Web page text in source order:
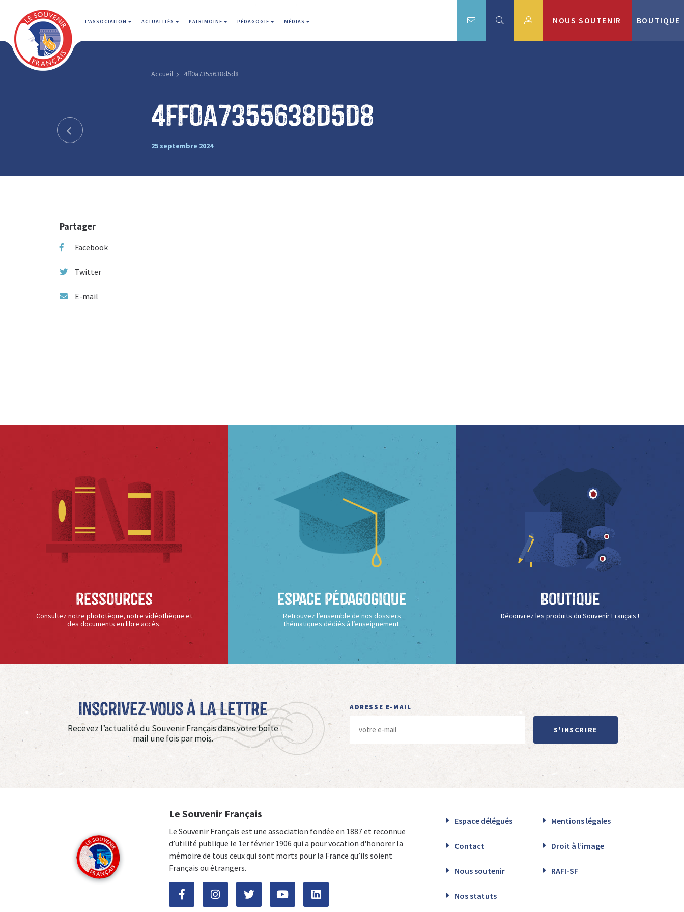
L'ASSOCIATION ACTUALITÉS PATRIMOINE PÉDAGOGIE MÉDIAS NOUS SOUTENIR BOUTIQUE
Accueil 4ff0a7355638d5d8
4ff0a7355638d5d8
25 septembre 2024
Partager
Facebook
Twitter
E-mail
Ressources
Consultez notre phototèque, notre vidéothèque et
des documents en libre accès.
Espace Pédagogique
Retrouvez l’ensemble de nos dossiers
thématiques dédiés à l’enseignement.
Boutique
Découvrez les produits du Souvenir Français !
Inscrivez-vous à La Lettre
Recevez l’actualité du Souvenir Français dans votre boîte
mail une fois par mois.
ADRESSE E-MAIL
S'INSCRIRE
Le Souvenir Français
Le Souvenir Français est une association fondée en 1887 et reconnue
d’utilité publique le 1er février 1906 qui a pour vocation d'honorer la
mémoire de tous ceux qui sont morts pour la France qu’ils soient
Français ou étrangers.
Espace délégués Mentions légales
Contact Droit à l’image
Nous soutenir RAFI-SF
Nos statuts